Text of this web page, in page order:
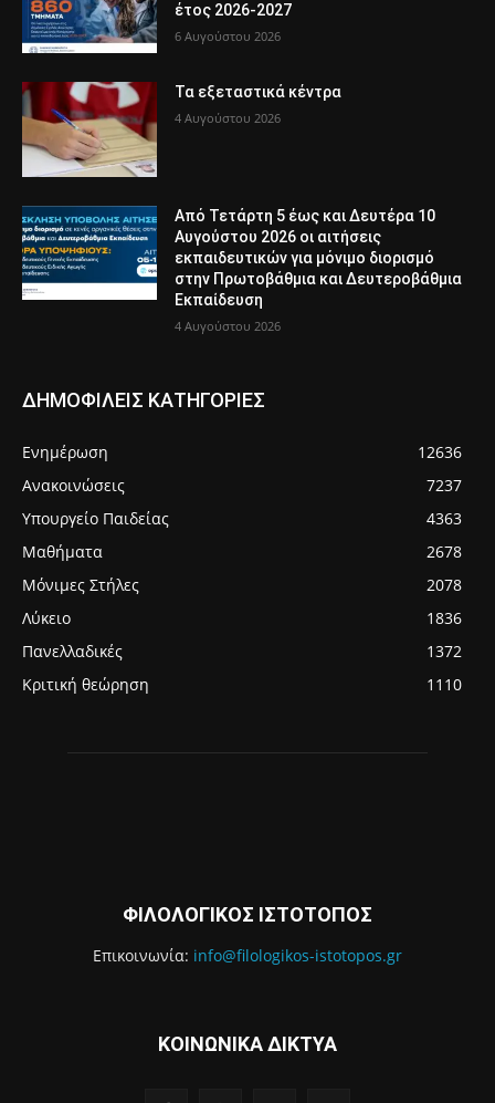
έτος 2026-2027
6 Αυγούστου 2026
Τα εξεταστικά κέντρα
4 Αυγούστου 2026
Από Τετάρτη 5 έως και Δευτέρα 10
Αυγούστου 2026 οι αιτήσεις
εκπαιδευτικών για μόνιμο διορισμό
στην Πρωτοβάθμια και Δευτεροβάθμια
Εκπαίδευση
4 Αυγούστου 2026
ΔΗΜΟΦΙΛΕΙΣ ΚΑΤΗΓΟΡΙΕΣ
Ενημέρωση
12636
Ανακοινώσεις
7237
Υπουργείο Παιδείας
4363
Μαθήματα
2678
Μόνιμες Στήλες
2078
Λύκειο
1836
Πανελλαδικές
1372
Κριτική θεώρηση
1110
ΦΙΛΟΛΟΓΙΚΟΣ ΙΣΤΟΤΟΠΟΣ
Επικοινωνία: info@filologikos-istotopos.gr
ΚΟΙΝΩΝΙΚΑ ΔΙΚΤΥΑ